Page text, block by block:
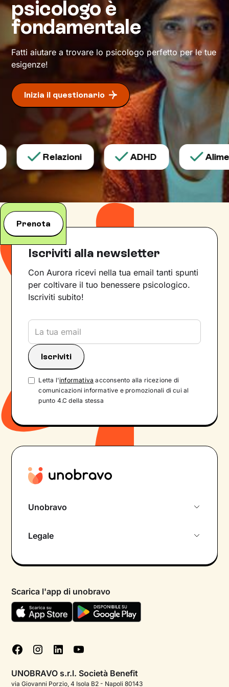
Questo ti consentirà di riscoprire alcune tue
qualità che erano rimaste in secondo piano, e
di individuare risorse interiori che ti
permetteranno diesprimerti con modalità
nuove.
psicologo è
fondamentale
Fatti aiutare a trovare lo psicologo perfetto per le tue
esigenze!
Inizia il questionario
Relazioni ADHD
Prenota
Iscriviti alla newsletter
Con Aurora ricevi nella tua email tanti spunti
per coltivare il tuo benessere psicologico.
Iscriviti subito!
Letta l'informativa acconsento alla ricezione di
comunicazioni informative e promozionali di cui al
punto 4.C della stessa
Unobravo
Psicologo in chat
Aiuto urgente
FAQ
Podcast di psicologia
Legale
Termini e condizioni
Informativa Privacy
Cookie policy
Gestisci cookie
Scarica l'app di unobravo
UNOBRAVO s.r.l. Società Benefit
via Giovanni Porzio, 4 Isola B2 - Napoli 80143